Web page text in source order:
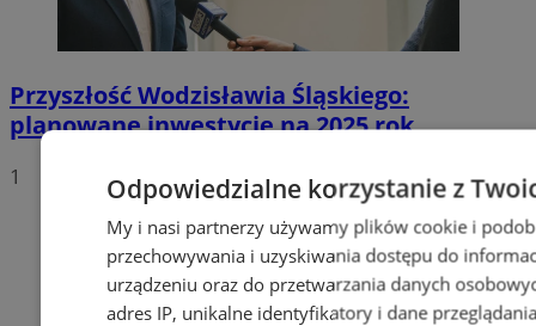
Przyszłość Wodzisławia Śląskiego:
planowane inwestycje na 2025 rok
1 Odpowiedzialne korzystanie z
My i nasi partnerzy używamy plików cookie i
przechowywania i uzyskiwania dostępu do
urządzeniu oraz do przetwarzania danych
adres IP, unikalne identyfikatory i dane